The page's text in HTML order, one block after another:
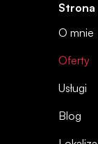
Strona
O mnie
Oferty
Usługi
Blog